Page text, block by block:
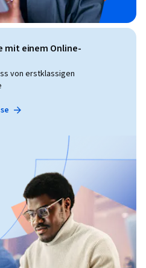
mit einem Online-
von erstklassigen